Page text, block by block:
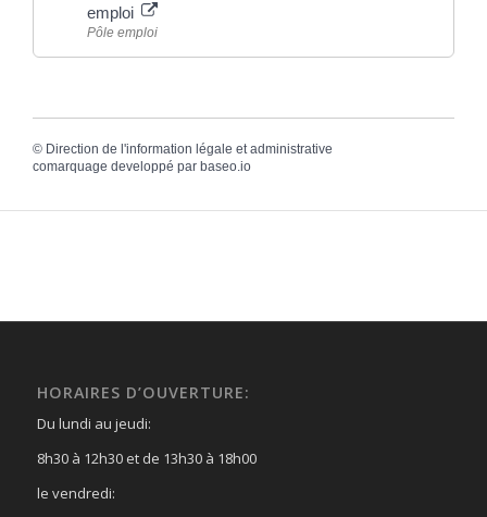
emploi
Pôle emploi
© Direction de l'information légale et administrative
comarquage developpé par baseo.io
HORAIRES D’OUVERTURE:
Du lundi au jeudi:
8h30 à 12h30 et de 13h30 à 18h00
le vendredi: